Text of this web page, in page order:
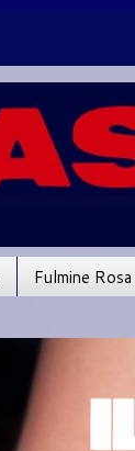
Fulmine Rosa